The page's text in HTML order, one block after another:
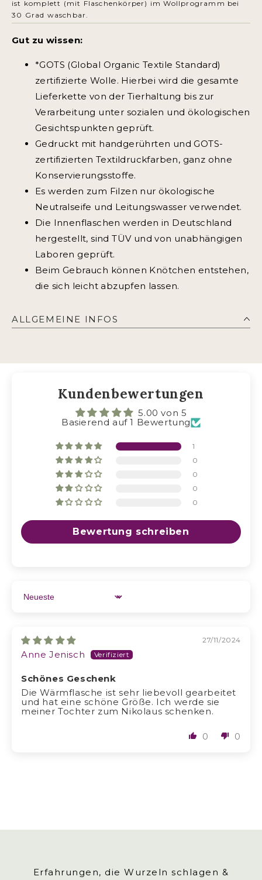
ist komplett (mit Flaschenkörper) im Wollprogramm bei
30 Grad waschbar.
Gut zu wissen:
*GOTS (Global Organic Textile Standard)
zertifizierte Wolle. Hierbei wird die gesamte
Lieferkette von der Tierhaltung bis zur
Verarbeitung unter sozialen und ökologischen
Gesichtspunkten geprüft.
Gedruckt mit handgerührten und GOTS-
zertifizierten Textildruckfarben, ganz ohne
Konservierungsstoffe.
Es werden zum Filzen nur ökologische
Neutralseife und Leitungswasser verwendet.
Die Innenflaschen werden in Deutschland
hergestellt, sind TÜV und von unabhängigen
Laboren geprüft.
Beim Gebrauch können Knötchen entstehen,
die sich leicht abzupfen lassen.
ALLGEMEINE INFOS
info@dorotheelehnen.de
Kundenbewertungen
5.00 von 5
Basierend auf 1 Bewertung
1
0
0
0
0
Bewertung schreiben
Sort by
27/11/2024
Anne Jenisch
Schönes Geschenk
Die Wärmflasche ist sehr liebevoll gearbeitet
und hat eine schöne Größe. Ich werde sie
meiner Tochter zum Nikolaus schenken.
0 0
Erfahrungen, die Wurzeln schlagen &